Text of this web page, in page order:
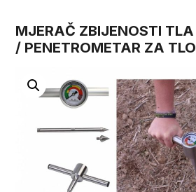
MJERAČ ZBIJENOSTI TLA
/ PENETROMETAR ZA TLO